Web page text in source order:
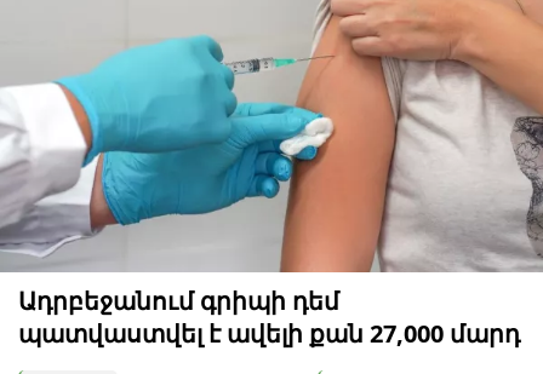
Ադրբեջանում գրիպի դեմ
պատվաստվել է ավելի քան 27,000 մարդ